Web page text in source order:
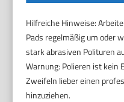
Hilfreiche Hinweise:
Pads regelmäßig um oder
stark abrasiven Polituren
Warnung: Polieren ist kein
Zweifeln lieber einen
hinzuziehen.